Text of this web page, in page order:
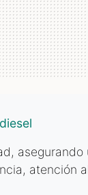
atención